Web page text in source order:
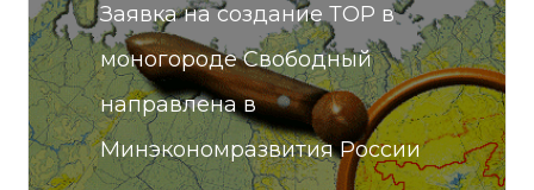
Заявка на создание ТОР в
моногороде Свободный
направлена в
Минэкономразвития России